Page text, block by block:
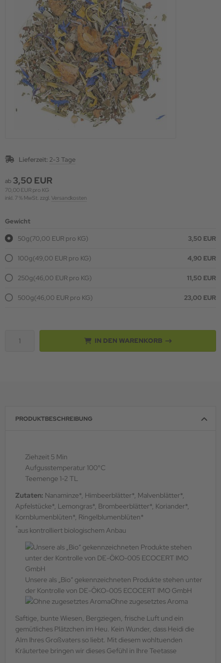
Lieferzeit: 2-3 Tage
ab 3,50 EUR
70,00 EUR pro KG
inkl. 7 % MwSt. zzgl. Versandkosten
Gewicht
50g(70,00 EUR pro KG) 3,50 EUR
100g(49,00 EUR pro KG) 4,90 EUR
250g(46,00 EUR pro KG) 11,50 EUR
500g(46,00 EUR pro KG) 23,00 EUR
IN DEN WARENKORB
PRODUKTBESCHREIBUNG
Ziehzeit 5 Min
Aufgusstemperatur 100°C
Teemenge 1-2 TL
Zutaten: Nanaminze*, Himbeerblätter*, Malvenblätter*,
Apfelstücke*, Lemongras*, Brombeerblätter*, Koriander*,
Kornblumenblüten*, Ringelblumenblüten*
*aus kontrolliert biologischem Anbau
Unsere als „Bio“ gekennzeichneten Produkte stehen unter
der Kontrolle von DE-ÖKO-005 ECOCERT IMO GmbH
Ohne zugesetztes Aroma
Saftige, bunte Wiesen, Bergziegen, frische Luft und ein
gemütliches Plätzchen im Heu. Kein Wunder, dass Heidi die
Alm Ihres Großvaters so liebt. Mit diesem wohltuenden
Kräutertee bringen wir dieses Gefühl in Ihre Teetasse